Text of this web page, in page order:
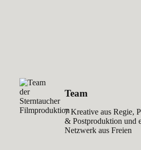
Team
7 Kreative aus Regie,
& Postproduktion und
Netzwerk aus Freien